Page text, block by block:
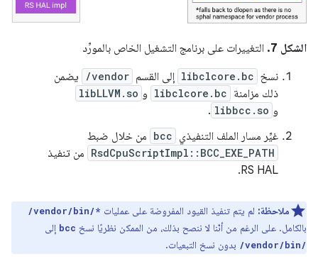
الشكل 7.
التغييرات على برنامج التشغيل الخاص بالمورِّد
نسخ libclcore.bc إلى القسم /vendor
يضمن
ذلك مزامنة libclcore.bc و libLLVM.so
و libbcc.so
.
غيِّر مسار الملف التنفيذي bcc من خلال ضبط
RsdCpuScriptImpl::BCC_EXE_PATH من تنفيذ
RS HAL.
ملاحظة: لم يتم تنفيذ القيود المفروضة على عمليات /vendor/bin/*
بالكامل. على الرغم من أنّنا لا ننصح بذلك، من الممكن نظريًا نسخ bcc إلى
/vendor/bin/ بدون نسخ التبعيات.